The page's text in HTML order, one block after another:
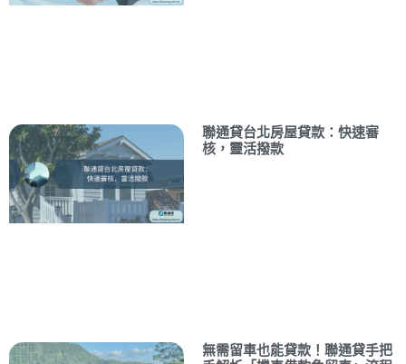
聯通貸台北房屋貸款：快速審
核，靈活撥款
無需留車也能貸款！聯通貸手把